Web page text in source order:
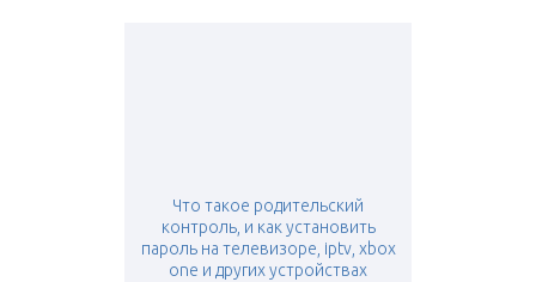
Что такое родительский
контроль, и как установить
пароль на телевизоре, iptv, xbox
one и других устройствах